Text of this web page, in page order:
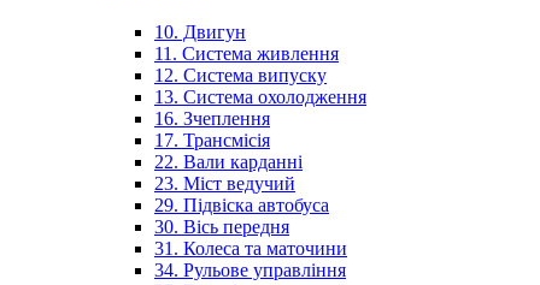
10. Двигун
11. Система живлення
12. Система випуску
13. Система охолодження
16. Зчеплення
17. Трансмісія
22. Вали карданні
23. Міст ведучий
29. Підвіска автобуса
30. Вісь передня
31. Колеса та маточини
34. Рульове управління